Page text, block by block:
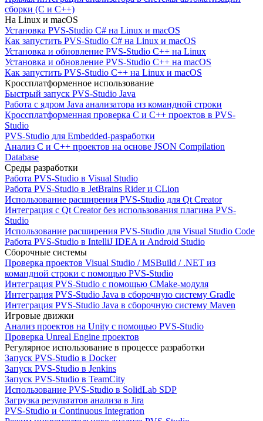
сборки (C и C++)
На Linux и macOS
Установка PVS-Studio C# на Linux и macOS
Как запустить PVS-Studio C# на Linux и macOS
Установка и обновление PVS-Studio C++ на Linux
Установка и обновление PVS-Studio C++ на macOS
Как запустить PVS-Studio C++ на Linux и macOS
Кроссплатформенное использование
Быстрый запуск PVS-Studio Java
Работа с ядром Java анализатора из командной строки
Кроссплатформенная проверка C и C++ проектов в PVS-
Studio
PVS-Studio для Embedded-разработки
Анализ C и C++ проектов на основе JSON Compilation
Database
Среды разработки
Работа PVS-Studio в Visual Studio
Работа PVS-Studio в JetBrains Rider и CLion
Использование расширения PVS-Studio для Qt Creator
Интеграция с Qt Creator без использования плагина PVS-
Studio
Использование расширения PVS-Studio для Visual Studio Code
Работа PVS-Studio в IntelliJ IDEA и Android Studio
Сборочные системы
Проверка проектов Visual Studio / MSBuild / .NET из
командной строки с помощью PVS-Studio
Интеграция PVS-Studio с помощью CMake-модуля
Интеграция PVS-Studio Java в сборочную систему Gradle
Интеграция PVS-Studio Java в сборочную систему Maven
Игровые движки
Анализ проектов на Unity с помощью PVS-Studio
Проверка Unreal Engine проектов
Регулярное использование в процессе разработки
Запуск PVS-Studio в Docker
Запуск PVS-Studio в Jenkins
Запуск PVS-Studio в TeamCity
Использование PVS-Studio в SolidLab SDP
Загрузка результатов анализа в Jira
PVS-Studio и Continuous Integration